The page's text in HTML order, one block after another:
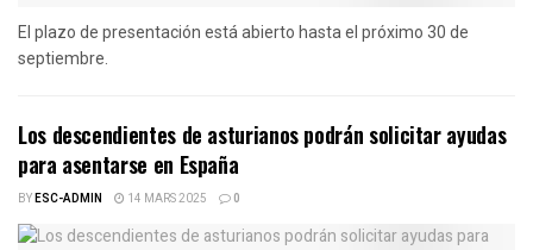
El plazo de presentación está abierto hasta el próximo 30 de
septiembre.
Los descendientes de asturianos podrán solicitar ayudas
para asentarse en España
BYESC-ADMIN 14 MARS 2025 0